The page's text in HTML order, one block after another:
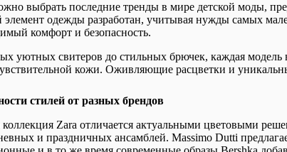
выбрать последние тренды в мире детской моды,
одежды разработан, учитывая нужды самых
комфорт и безопасность.
уютных свитеров до стильных брючек, каждая
кожи. Оживляющие расцветки и
стилей от разных брендов
коллекция Zara отличается актуальными цветовыми
и праздничных ансамблей. Massimo Dutti